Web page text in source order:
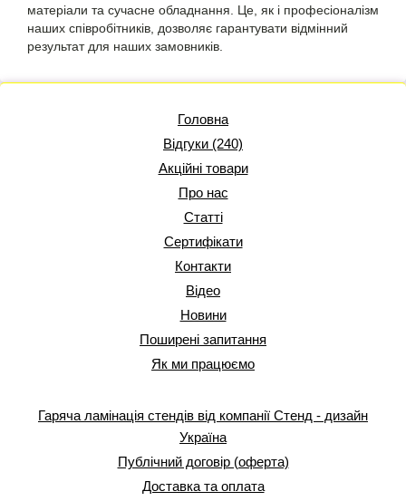
матеріали та сучасне обладнання. Це, як і професіоналізм
наших співробітників, дозволяє гарантувати відмінний
результат для наших замовників.
Головна
Відгуки (240)
Акційні товари
Про нас
Статті
Сертифікати
Контакти
Відео
Новини
Поширені запитання
Як ми працюємо
Гаряча ламінація стендів від компанії Стенд - дизайн
Україна
Публічний договір (оферта)
Доставка та оплата